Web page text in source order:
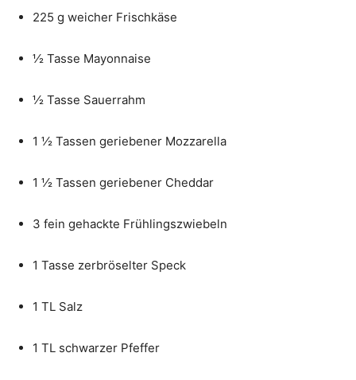
225 g weicher Frischkäse
½ Tasse Mayonnaise
½ Tasse Sauerrahm
1 ½ Tassen geriebener Mozzarella
1 ½ Tassen geriebener Cheddar
3 fein gehackte Frühlingszwiebeln
1 Tasse zerbröselter Speck
1 TL Salz
1 TL schwarzer Pfeffer